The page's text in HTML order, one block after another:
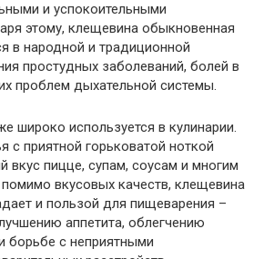
и успокоительными
этому, клещевина обыкновенная
в народной и традиционной
простудных заболеваний, болей в
проблем дыхательной системы.
широко используется в кулинарии.
с приятной горьковатой ноткой
вкус пицце, супам, соусам и многим
вкусовых качеств, клещевина
и пользой для пищеварения –
аппетита, облегчению
борьбе с неприятными